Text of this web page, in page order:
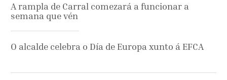
A rampla de Carral comezará a funcionar a
semana que vén
O alcalde celebra o Día de Europa xunto á EFCA